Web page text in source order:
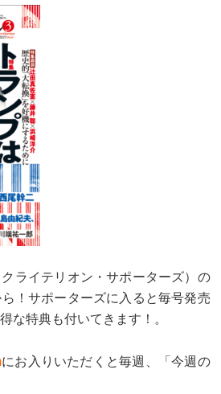
ライテリオン・サポーターズ）の
！サポーターズに入ると毎号発売
な特典も付いてきます！。
にお入りいただくと毎週、「今週の